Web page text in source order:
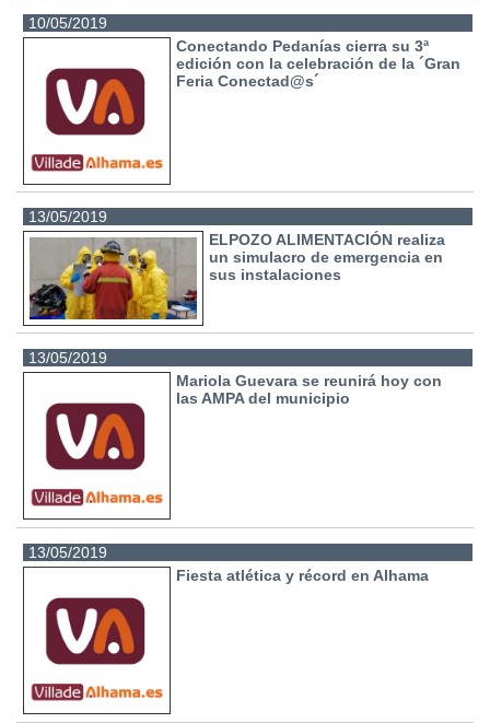
10/05/2019
Conectando Pedanías cierra su 3ª
edición con la celebración de la ´Gran
Feria Conectad@s´
13/05/2019
ELPOZO ALIMENTACIÓN realiza
un simulacro de emergencia en
sus instalaciones
13/05/2019
Mariola Guevara se reunirá hoy con
las AMPA del municipio
13/05/2019
Fiesta atlética y récord en Alhama